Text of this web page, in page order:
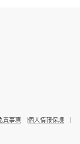
責事項
個人情報保護